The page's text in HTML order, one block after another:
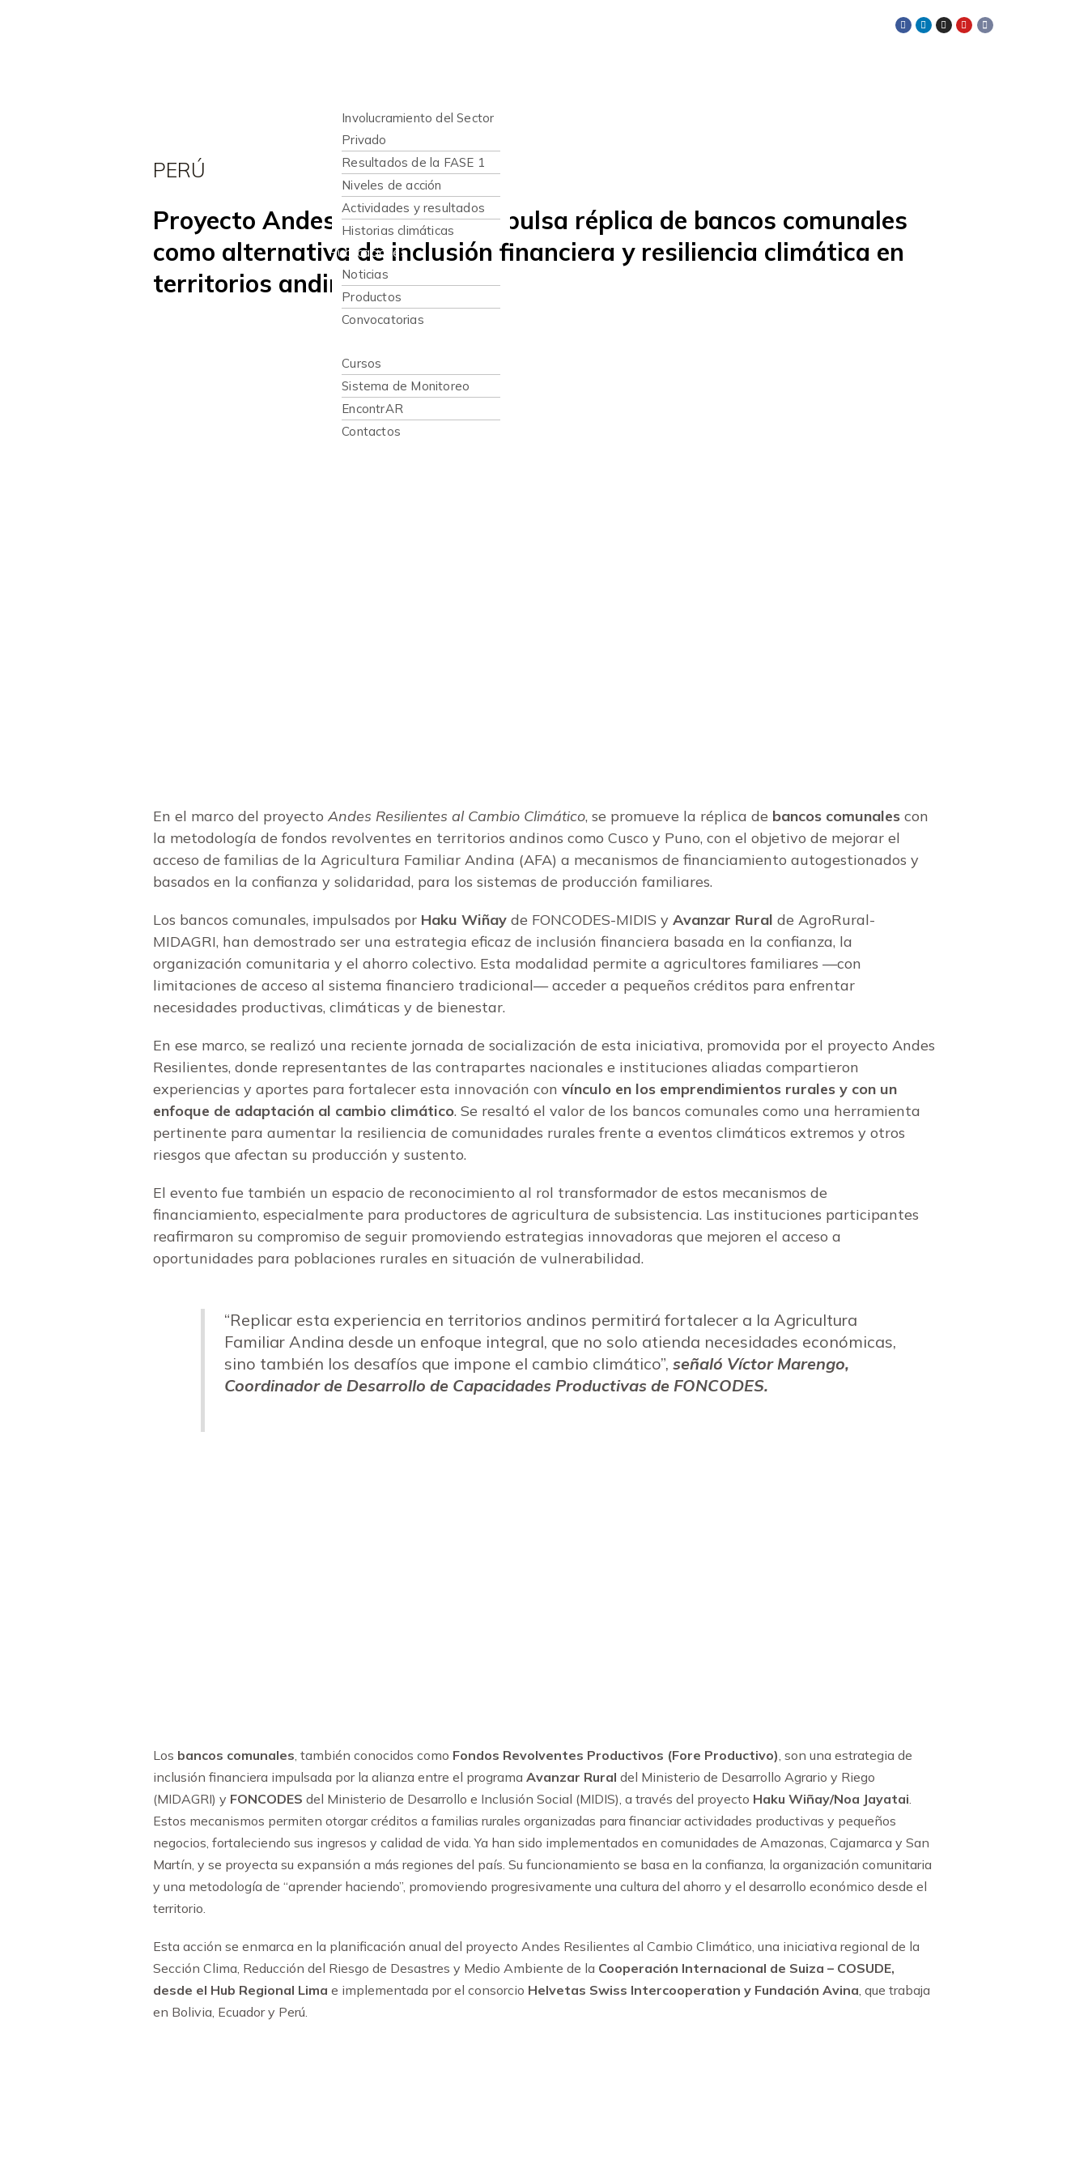
Involucramiento del Sector
Privado
Resultados de la FASE 1
Niveles de acción
Actividades y resultados
Historias climáticas
Publicaciones
Noticias
Productos
Convocatorias
Cursos
Sistema de Monitoreo
EncontrAR
Contactos
PERÚ
Proyecto Andes Resilientes impulsa réplica de bancos comunales
como alternativa de inclusión financiera y resiliencia climática en
territorios andinos
En el marco del proyecto Andes Resilientes al Cambio Climático, se promueve la réplica de bancos comunalescon
la metodología de fondos revolventes en territorios andinos como Cusco y Puno, con el objetivo de mejorar el
acceso de familias de la Agricultura Familiar Andina (AFA) a mecanismos de financiamiento autogestionados y
basados en la confianza y solidaridad, para los sistemas de producción familiares.
Los bancos comunales, impulsados por Haku Wiñayde FONCODES-MIDIS y Avanzar Rural de AgroRural-
MIDAGRI, han demostrado ser una estrategia eficaz de inclusión financiera basada en la confianza, la
organización comunitaria y el ahorro colectivo. Esta modalidad permite a agricultores familiares —con
limitaciones de acceso al sistema financiero tradicional— acceder a pequeños créditos para enfrentar
necesidades productivas, climáticas y de bienestar.
En ese marco, se realizó una reciente jornada de socialización de esta iniciativa, promovida por el proyecto Andes
Resilientes, donde representantes de las contrapartes nacionales e instituciones aliadas compartieron
experiencias y aportes para fortalecer esta innovación con vínculo en los emprendimientos rurales y con un
enfoque de adaptación al cambio climático. Se resaltó el valor de los bancos comunales como una herramienta
pertinente para aumentar la resiliencia de comunidades rurales frente a eventos climáticos extremos y otros
riesgos que afectan su producción y sustento.
El evento fue también un espacio de reconocimiento al rol transformador de estos mecanismos de
financiamiento, especialmente para productores de agricultura de subsistencia. Las instituciones participantes
reafirmaron su compromiso de seguir promoviendo estrategias innovadoras que mejoren el acceso a
oportunidades para poblaciones rurales en situación de vulnerabilidad.
“Replicar esta experiencia en territorios andinos permitirá fortalecer a la Agricultura
Familiar Andina desde un enfoque integral, que no solo atienda necesidades económicas,
sino también los desafíos que impone el cambio climático”, señaló Víctor Marengo,
Coordinador de Desarrollo de Capacidades Productivas de FONCODES.
Los bancos comunales , también conocidos como Fondos Revolventes Productivos (Fore Productivo) , son una estrategia de
inclusión financiera impulsada por la alianza entre el programa Avanzar Rural del Ministerio de Desarrollo Agrario y Riego
(MIDAGRI) y FONCODES del Ministerio de Desarrollo e Inclusión Social (MIDIS), a través del proyecto Haku Wiñay/Noa Jayatai
Estos mecanismos permiten otorgar créditos a familias rurales organizadas para financiar actividades productivas y pequeños
negocios, fortaleciendo sus ingresos y calidad de vida. Ya han sido implementados en comunidades de Amazonas, Cajamarca y San
Martín, y se proyecta su expansión a más regiones del país. Su funcionamiento se basa en la confianza, la organización comunitaria
y una metodología de “aprender haciendo”, promoviendo progresivamente una cultura del ahorro y el desarrollo económico desde el
territorio.
Esta acción se enmarca en la planificación anual del proyecto Andes Resilientes al Cambio Climático, una iniciativa regional de la
Sección Clima, Reducción del Riesgo de Desastres y Medio Ambiente de la Cooperación Internacional de Suiza – COSUDE,
desde el Hub Regional Lima e implementada por el consorcio Helvetas Swiss Intercooperation y Fundación Avina , que trabaja
en Bolivia, Ecuador y Perú.